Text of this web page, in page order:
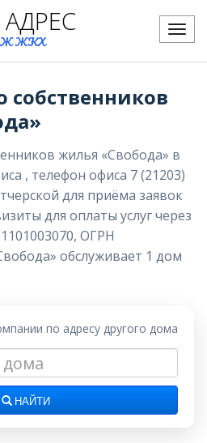
Меню
АДРЕС
ЖКХ
собственников
жилья «Свобода» в
, телефон офиса 7 (21203)
для приёма заявок
для оплаты услуг через
ОГРН
обслуживает 1 дом
по адресу другого дома
НАЙТИ